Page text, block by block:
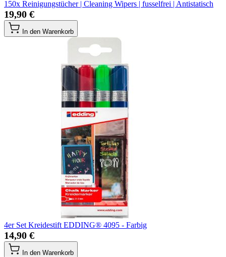
150x Reinigungstücher | Cleaning Wipers | fusselfrei | Antistatisch
19,90 €
In den Warenkorb
4er Set Kreidestift EDDING® 4095 - Farbig
14,90 €
In den Warenkorb